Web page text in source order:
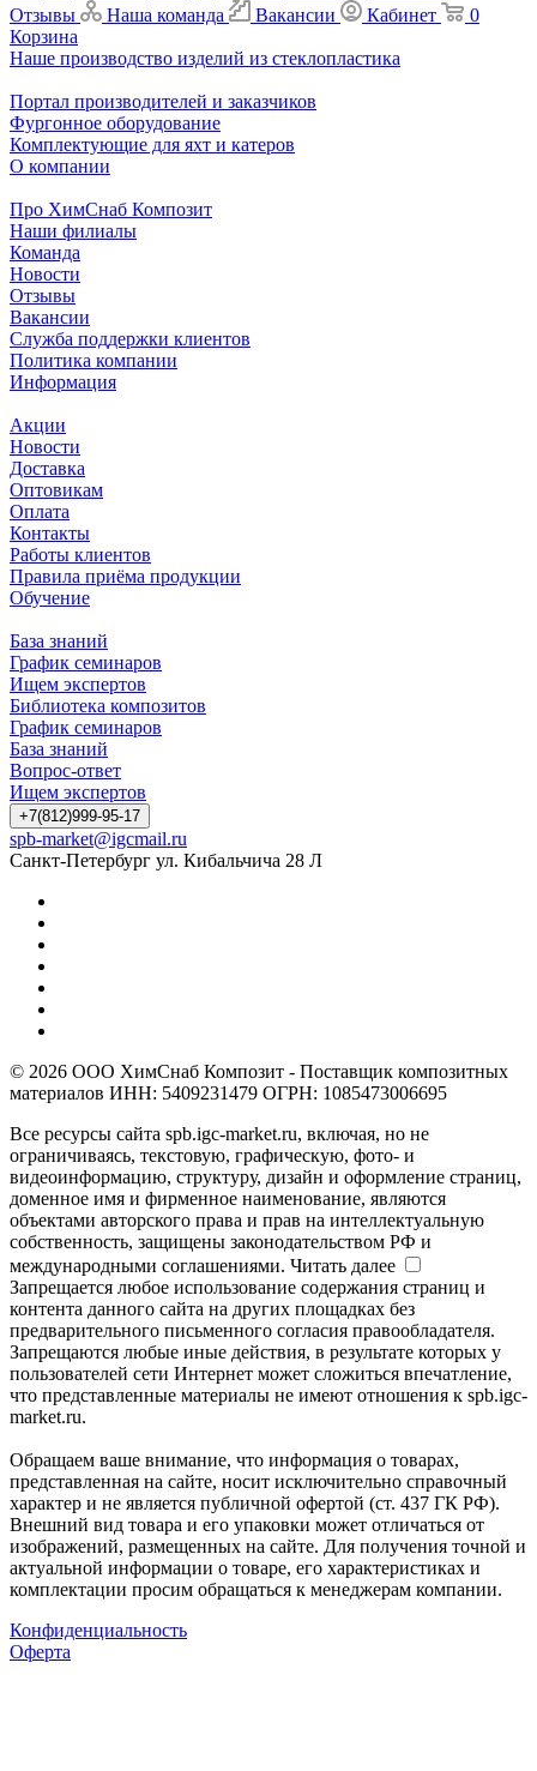
Отзывы
Наша команда Вакансии Кабинет
0
Корзина
Наше производство изделий из стеклопластика
Портал производителей и заказчиков
Фургонное оборудование
Комплектующие для яхт и катеров
О компании
Про ХимСнаб Композит
Наши филиалы
Команда
Новости
Отзывы
Вакансии
Служба поддержки клиентов
Политика компании
Информация
Акции
Новости
Доставка
Оптовикам
Оплата
Контакты
Работы клиентов
Правила приёма продукции
Обучение
База знаний
График семинаров
Ищем экспертов
Библиотека композитов
График семинаров
База знаний
Вопрос-ответ
Ищем экспертов
+7(812)999-95-17
spb-market@igcmail.ru
Санкт-Петербург ул. Кибальчича 28 Л
© 2026 ООО ХимСнаб Композит - Поставщик композитных
материалов ИНН: 5409231479 ОГРН: 1085473006695
Все ресурсы сайта spb.igc-market.ru, включая, но не
ограничиваясь, текстовую, графическую, фото- и
видеоинформацию, структуру, дизайн и оформление страниц,
доменное имя и фирменное наименование, являются
объектами авторского права и прав на интеллектуальную
собственность, защищены законодательством РФ и
международными соглашениями. Читать далее
Запрещается любое использование содержания страниц и
контента данного сайта на других площадках без
предварительного письменного согласия правообладателя.
Запрещаются любые иные действия, в результате которых у
пользователей сети Интернет может сложиться впечатление,
что представленные материалы не имеют отношения к spb.igc-
market.ru.
Обращаем ваше внимание, что информация о товарах,
представленная на сайте, носит исключительно справочный
характер и не является публичной офертой (ст. 437 ГК РФ).
Внешний вид товара и его упаковки может отличаться от
изображений, размещенных на сайте. Для получения точной и
актуальной информации о товаре, его характеристиках и
комплектации просим обращаться к менеджерам компании.
Конфиденциальность
Оферта